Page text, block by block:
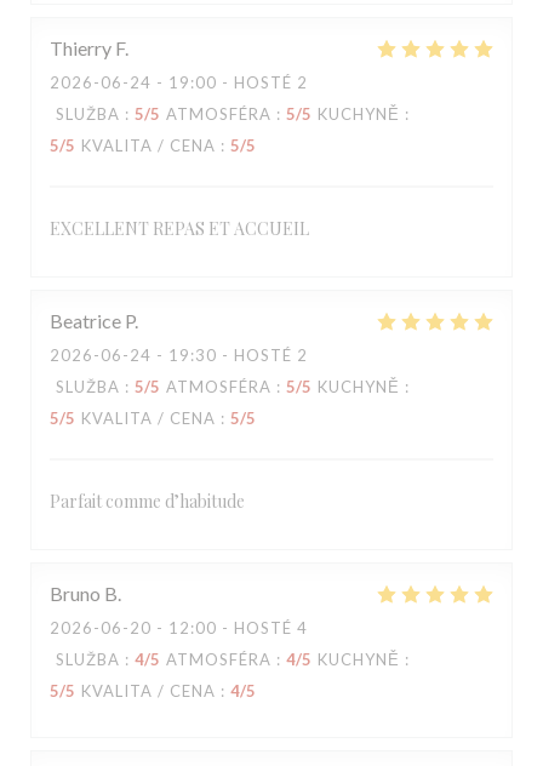
Thierry F
2026-06-24 - 19:00 - HOSTÉ 2
SLUŽBA : 5/5 ATMOSFÉRA : 5/5 KUCHYNĚ :
5/5 KVALITA / CENA : 5/5
EXCELLENT REPAS ET ACCUEIL
Beatrice P
2026-06-24 - 19:30 - HOSTÉ 2
SLUŽBA : 5/5 ATMOSFÉRA : 5/5 KUCHYNĚ :
5/5 KVALITA / CENA : 5/5
Parfait comme d’habitude
Bruno B
2026-06-20 - 12:00 - HOSTÉ 4
SLUŽBA : 4/5 ATMOSFÉRA : 4/5 KUCHYNĚ :
5/5 KVALITA / CENA : 4/5